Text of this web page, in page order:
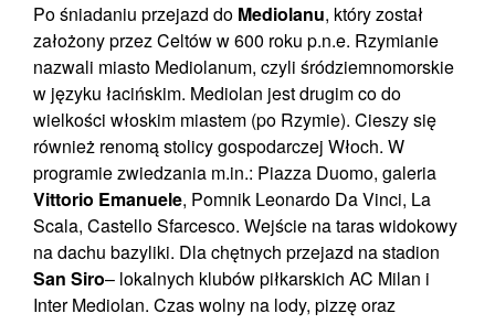
Po śniadaniu przejazd do Mediolanu, który został
założony przez Celtów w 600 roku p.n.e. Rzymianie
nazwali miasto Mediolanum, czyli śródziemnomorskie
w języku łacińskim. Mediolan jest drugim co do
wielkości włoskim miastem (po Rzymie). Cieszy się
również renomą stolicy gospodarczej Włoch. W
programie zwiedzania m.in.: Piazza Duomo, galeria
Vittorio Emanuele, Pomnik Leonardo Da Vinci, La
Scala, Castello Sfarcesco. Wejście na taras widokowy
na dachu bazyliki. Dla chętnych przejazd na stadion
San Siro– lokalnych klubów piłkarskich AC Milan i
Inter Mediolan. Czas wolny na lody, pizzę oraz